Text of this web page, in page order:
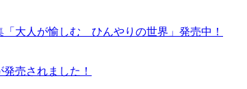
「大人が愉しむ ひんやりの世界」発売中！
売されました！